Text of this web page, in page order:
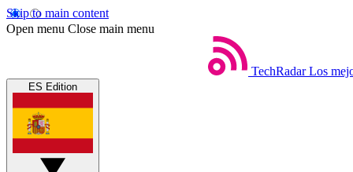
Skip to main content
Open menu Close main menu
TechRadar Los
ES Edition